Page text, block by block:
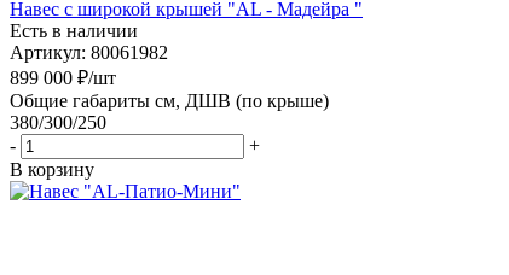
Навес с широкой крышей "AL - Мадейра "
Есть в наличии
Артикул: 80061982
899 000 ₽/шт
Общие габариты см, ДШВ (по крыше)
380/300/250
-
+
В корзину